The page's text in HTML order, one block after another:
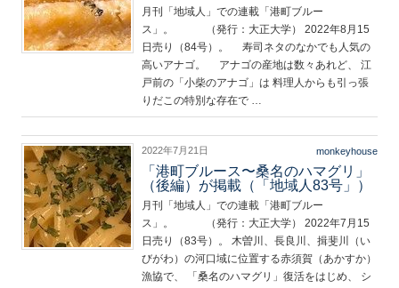
月刊「地域人」での連載「港町ブルー
ス」。 （発行：大正大学） 2022年8月15
日売り（84号）。 寿司ネタのなかでも人気の
高いアナゴ。 アナゴの産地は数々あれど、 江
戸前の「小柴のアナゴ」は 料理人からも引っ張
りだこの特別な存在で …
2022年7月21日 monkeyhouse
「港町ブルース〜桑名のハマグリ」
（後編）が掲載（「地域人83号」）
月刊「地域人」での連載「港町ブルー
ス」。 （発行：大正大学） 2022年7月15
日売り（83号）。 木曽川、長良川、揖斐川（い
びがわ）の河口域に位置する赤須賀（あかすか）
漁協で、 「桑名のハマグリ」復活をはじめ、 シ